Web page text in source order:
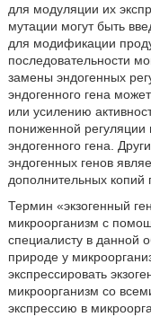
для модуляции их
мутации могут быть
для модификации
последовательности
замены эндогенных
эндогенного гена
или усилению
пониженной регуляции
эндогенного гена.
эндогенных генов
дополнительных копий
Термин «экзогенный
микроорганизм с
специалисту в данной
природе у
экспрессировать
микроорганизм со
экспрессию в